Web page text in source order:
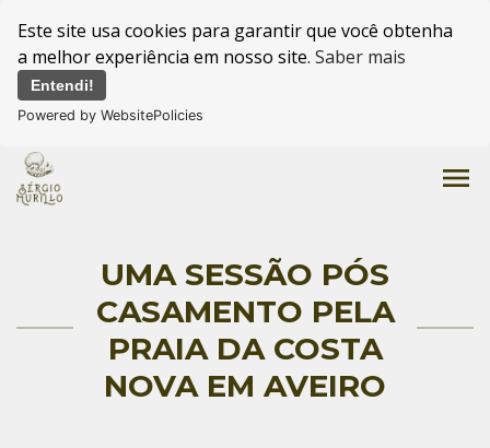
Este site usa cookies para garantir que você obtenha
a melhor experiência em nosso site. Saber mais
Entendi!
Powered by WebsitePolicies
menu
UMA SESSÃO PÓS
CASAMENTO PELA
PRAIA DA COSTA
NOVA EM AVEIRO